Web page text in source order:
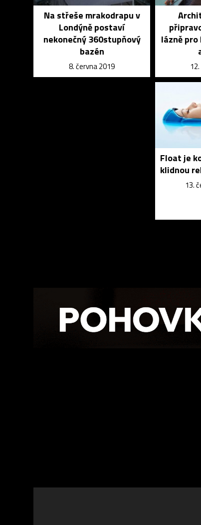
Na střeše mrakodrapu v
Londýně postaví
nekonečný 360stupňový
bazén
8. června 2019
lázně pro
Float je
klidnou
13.